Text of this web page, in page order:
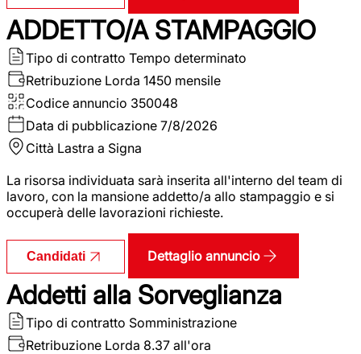
ADDETTO/A STAMPAGGIO
Tipo di contratto Tempo determinato
Retribuzione Lorda 1450 mensile
Codice annuncio 350048
Data di pubblicazione 7/8/2026
Città Lastra a Signa
La risorsa individuata sarà inserita all'interno del team di
lavoro, con la mansione addetto/a allo stampaggio e si
occuperà delle lavorazioni richieste.
Candidati Dettaglio annuncio
Addetti alla Sorveglianza
Tipo di contratto Somministrazione
Retribuzione Lorda 8.37 all'ora